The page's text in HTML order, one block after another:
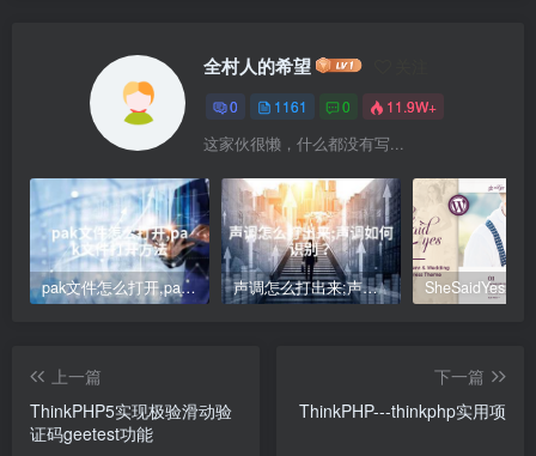
全村人的希望
0 1161 0 11.9W+
这家伙很懒，什么都没有写...
pak文件怎么打开,pak文件打开方法 声调怎么打出来;声调如何识别？
上一篇
ThinkPHP5实现极验滑动验
证码geetest功能
下一篇
ThinkPHP---thinkphp实用项